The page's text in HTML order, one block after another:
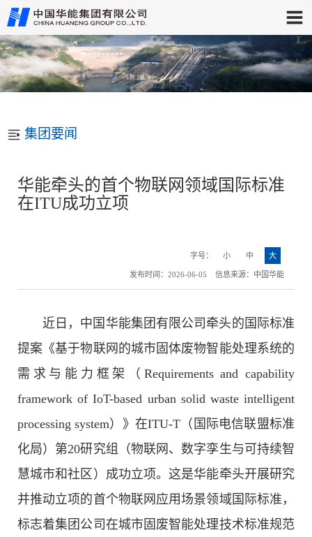
集团要闻
华能牵头的首个物联网领域国际标准
在ITU成功立项
字号： 小 中 大
发布时间：2026-06-05 信息来源：中国华能
近日，中国华能集团有限公司牵头的国际标准
提案《基于物联网的城市固体废物智能处理系统的
需求与能力框架（Requirements and capability
framework of IoT-based urban solid waste intelligent
processing system）》在ITU-T（国际电信联盟标准
化局）第20研究组（物联网、数字孪生与可持续智
慧城市和社区）成功立项。这是华能牵头开展研究
并推动立项的首个物联网应用场景领域国际标准，
标志着集团公司在城市固废智能处理技术标准规范